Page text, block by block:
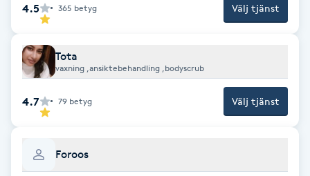
Hot yoga
Hudföryngring
Hudvård
4.5 365 betyg Välj tjänst
Tota
vaxning ,ansiktebehandling ,bodyscrub
4.7 79 betyg Välj tjänst
Foroos